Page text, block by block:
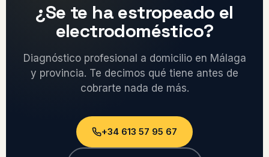
¿Se te ha estropeado el
electrodoméstico?
Diagnóstico profesional a domicilio en Málaga
y provincia. Te decimos qué tiene antes de
cobrarte nada de más.
+34 613 57 95 67